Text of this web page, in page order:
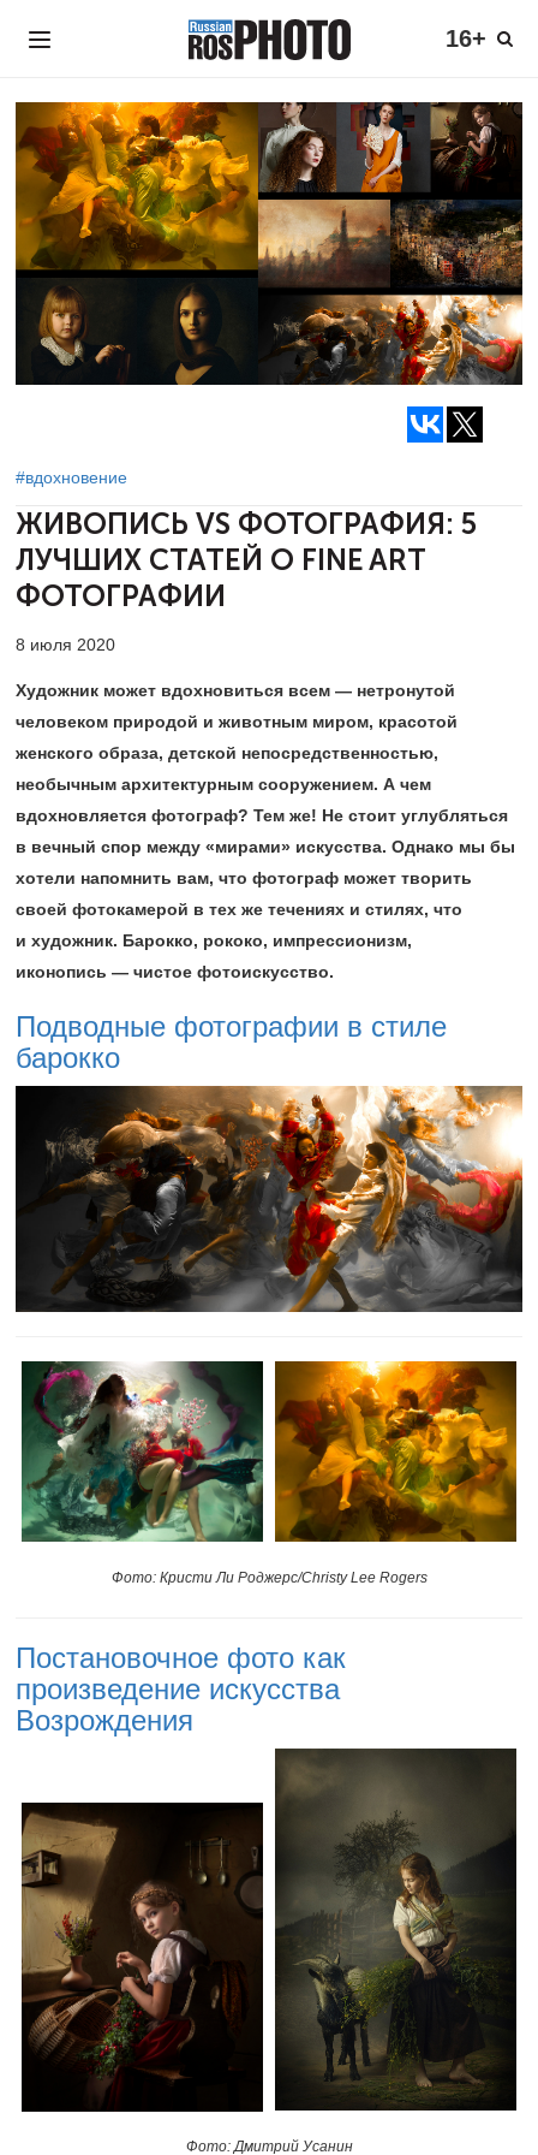
16+
#вдохновение
ЖИВОПИСЬ VS ФОТОГРАФИЯ: 5
ЛУЧШИХ СТАТЕЙ О FINE ART
ФОТОГРАФИИ
8 июля 2020
Художник может вдохновиться всем — нетронутой
человеком природой и животным миром, красотой
женского образа, детской непосредственностью,
необычным архитектурным сооружением. А чем
вдохновляется фотограф? Тем же! Не стоит углубляться
в вечный спор между «мирами» искусства. Однако мы бы
хотели напомнить вам, что фотограф может творить
своей фотокамерой в тех же течениях и стилях, что
и художник. Барокко, рококо, импрессионизм,
иконопись — чистое фотоискусство.
Подводные фотографии в стиле
барокко
Фото: Кристи Ли Роджерс/Christy Lee Rogers
​Постановочное фото как
произведение искусства
Возрождения
Фото: Дмитрий Усанин